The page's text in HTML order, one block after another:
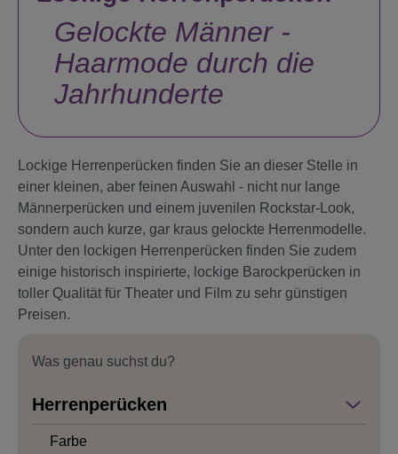
Was genau suchst du?
Herrenperücken
Farbe
Gelockte Männer -
Haarmode durch die
Jahrhunderte
Lockige Herrenperücken finden Sie an dieser Stelle in
einer kleinen, aber feinen Auswahl - nicht nur lange
Männerperücken und einem juvenilen Rockstar-Look,
sondern auch kurze, gar kraus gelockte Herrenmodelle.
Unter den lockigen Herrenperücken finden Sie zudem
einige historisch inspirierte, lockige Barockperücken in
toller Qualität für Theater und Film zu sehr günstigen
Preisen.